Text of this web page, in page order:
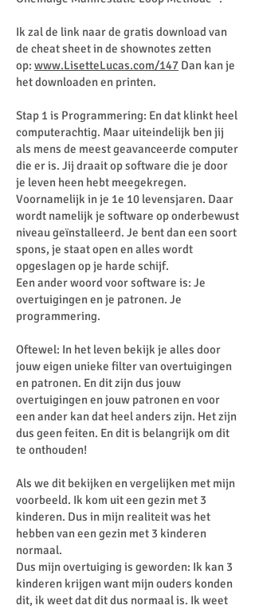
Ik zal de link naar de gratis download van
de cheat sheet in de shownotes zetten
op: www.LisetteLucas.com/147 Dan kan je
het downloaden en printen.
Stap 1 is Programmering: En dat klinkt heel
computerachtig. Maar uiteindelijk ben jij
als mens de meest geavanceerde computer
die er is. Jij draait op software die je door
je leven heen hebt meegekregen.
Voornamelijk in je 1e 10 levensjaren. Daar
wordt namelijk je software op onderbewust
niveau geïnstalleerd. Je bent dan een soort
spons, je staat open en alles wordt
opgeslagen op je harde schijf.
Een ander woord voor software is: Je
overtuigingen en je patronen. Je
programmering.
Oftewel: In het leven bekijk je alles door
jouw eigen unieke filter van overtuigingen
en patronen. En dit zijn dus jouw
overtuigingen en jouw patronen en voor
een ander kan dat heel anders zijn. Het zijn
dus geen feiten. En dit is belangrijk om dit
te onthouden!
Als we dit bekijken en vergelijken met mijn
voorbeeld. Ik kom uit een gezin met 3
kinderen. Dus in mijn realiteit was het
hebben van een gezin met 3 kinderen
normaal.
Dus mijn overtuiging is geworden: Ik kan 3
kinderen krijgen want mijn ouders konden
dit, ik weet dat dit dus normaal is. Ik weet